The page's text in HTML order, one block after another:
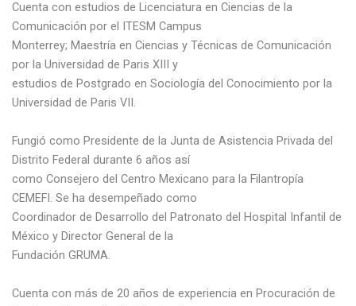
Cuenta con estudios de Licenciatura en Ciencias de la
Comunicación por el ITESM Campus
Monterrey; Maestría en Ciencias y Técnicas de Comunicación
por la Universidad de Paris XIII y
estudios de Postgrado en Sociología del Conocimiento por la
Universidad de Paris VII.
Fungió como Presidente de la Junta de Asistencia Privada del
Distrito Federal durante 6 años así
como Consejero del Centro Mexicano para la Filantropía
CEMEFI. Se ha desempeñado como
Coordinador de Desarrollo del Patronato del Hospital Infantil de
México y Director General de la
Fundación GRUMA.
Cuenta con más de 20 años de experiencia en Procuración de